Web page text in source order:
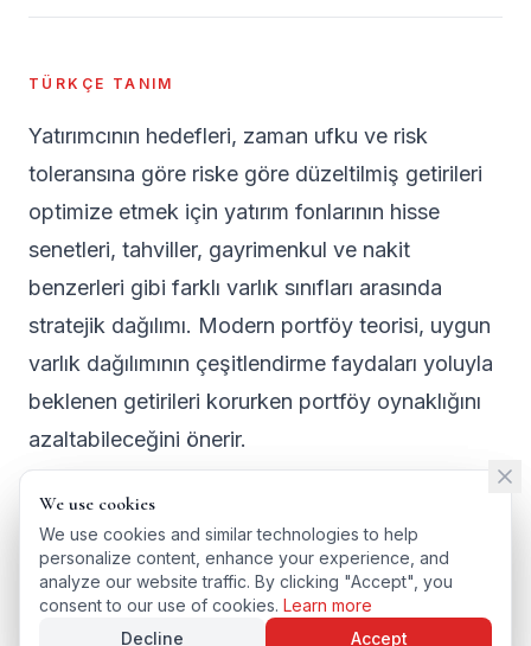
TÜRKÇE TANIM
Yatırımcının hedefleri, zaman ufku ve risk
toleransına göre riske göre düzeltilmiş getirileri
optimize etmek için yatırım fonlarının hisse
senetleri, tahviller, gayrimenkul ve nakit
benzerleri gibi farklı varlık sınıfları arasında
stratejik dağılımı. Modern portföy teorisi, uygun
varlık dağılımının çeşitlendirme faydaları yoluyla
beklenen getirileri korurken portföy oynaklığını
azaltabileceğini önerir.
← BACK TO GLOSSARY
TÜRKÇE VERSIYONU
We use cookies
We use cookies and similar technologies to help
personalize content, enhance your experience, and
analyze our website traffic. By clicking "Accept", you
consent to our use of cookies. Learn more
Decline
Accept
We use cookies
We use cookies and similar technologies to help
personalize content, enhance your experience, and
analyze our website traffic. By clicking "Accept", you
consent to our use of cookies. Learn more
Decline
Accept